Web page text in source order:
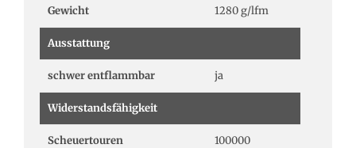
Gewicht 1280 g/lfm
Ausstattung
schwer entflammbar ja
Widerstandsfähigkeit
Scheuertouren
100000